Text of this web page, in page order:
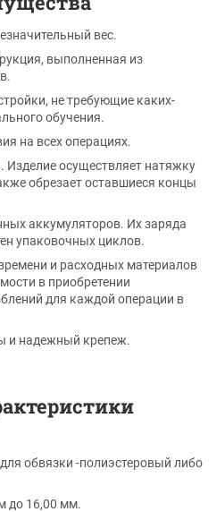
вес.
выполненная из
не требующие каких-
обучения.
на всех операциях.
осуществляет натяжку
обрезает оставшиеся концы
аккумуляторов. Их заряда
упаковочных циклов.
и расходных материалов
в приобретении
для каждой операции в
и надежный крепеж.
обвязки -полиэстеровый либо
до 16,00 мм.